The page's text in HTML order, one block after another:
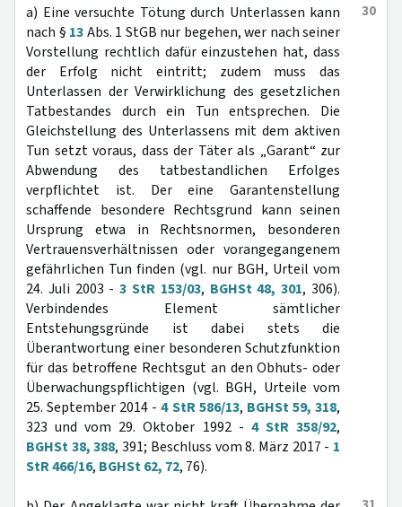
30
a) Eine versuchte Tötung durch Unterlassen kann
nach § 13Abs. 1 StGB nur begehen, wer nach seiner
Vorstellung rechtlich dafür einzustehen hat, dass
der Erfolg nicht eintritt; zudem muss das
Unterlassen der Verwirklichung des gesetzlichen
Tatbestandes durch ein Tun entsprechen. Die
Gleichstellung des Unterlassens mit dem aktiven
Tun setzt voraus, dass der Täter als „Garant“ zur
Abwendung des tatbestandlichen Erfolges
verpflichtet ist. Der eine Garantenstellung
schaffende besondere Rechtsgrund kann seinen
Ursprung etwa in Rechtsnormen, besonderen
Vertrauensverhältnissen oder vorangegangenem
gefährlichen Tun finden (vgl. nur BGH, Urteil vom
24. Juli 2003 -3 StR 153/03, BGHSt 48, 301, 306).
Verbindendes Element sämtlicher
Entstehungsgründe ist dabei stets die
Überantwortung einer besonderen Schutzfunktion
für das betroffene Rechtsgut an den Obhuts- oder
Überwachungspflichtigen (vgl. BGH, Urteile vom
25. September 2014 -4 StR 586/13, BGHSt 59, 318,
323 und vom 29. Oktober 1992 - 4 StR 358/92,
BGHSt 38, 388, 391; Beschluss vom 8. März 2017 - 1
StR 466/16, BGHSt 62, 72, 76).